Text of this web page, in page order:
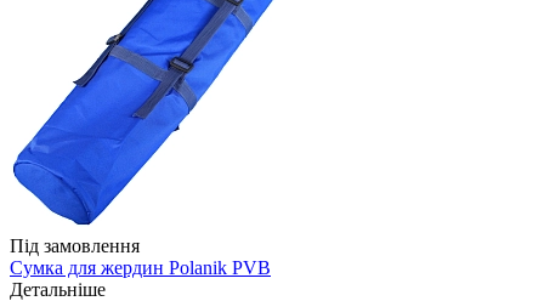
Під замовлення
Сумка для жердин Polanik PVB
Детальніше